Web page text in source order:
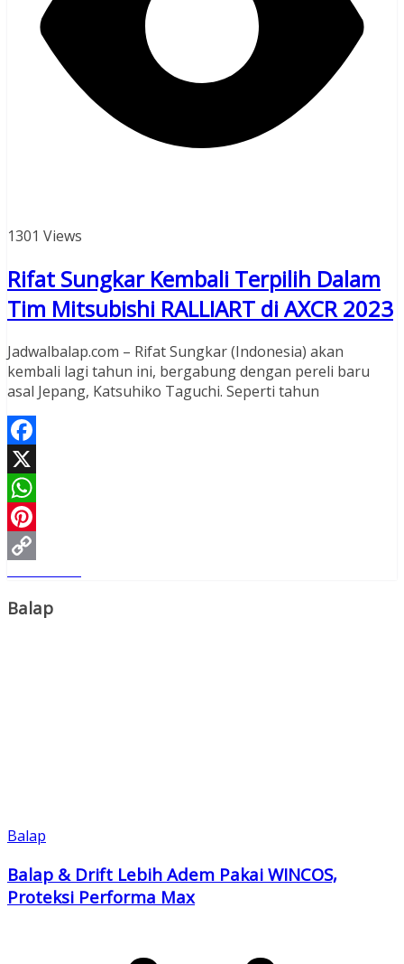
1301 Views
Rifat Sungkar Kembali Terpilih Dalam
Tim Mitsubishi RALLIART di AXCR 2023
Jadwalbalap.com – Rifat Sungkar (Indonesia) akan
kembali lagi tahun ini, bergabung dengan pereli baru
asal Jepang, Katsuhiko Taguchi. Seperti tahun
Facebook
X
WhatsApp
Pinterest
Copy
Link
Balap
Balap
Balap & Drift Lebih Adem Pakai WINCOS,
Proteksi Performa Max